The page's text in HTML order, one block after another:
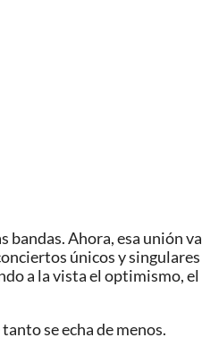
Ahora, esa unión
únicos y
a la vista el optimismo,
se echa de menos.